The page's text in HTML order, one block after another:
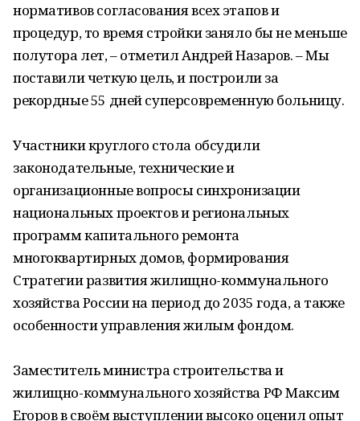
нормативов согласования всех этапов и
процедур, то время стройки заняло бы не меньше
полутора лет, – отметил Андрей Назаров. – Мы
поставили четкую цель, и построили за
рекордные 55 дней суперсовременную больницу.
Участники круглого стола обсудили
законодательные, технические и
организационные вопросы синхронизации
национальных проектов и региональных
программ капитального ремонта
многоквартирных домов, формирования
Стратегии развития жилищно-коммунального
хозяйства России на период до 2035 года, а также
особенности управления жилым фондом.
Заместитель министра строительства и
жилищно-коммунального хозяйства РФ Максим
Егоров в своём выступлении высоко оценил опыт